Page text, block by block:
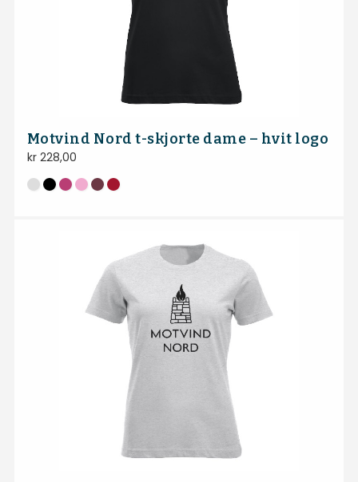
Motvind Nord t-skjorte dame – hvit logo
kr228,00